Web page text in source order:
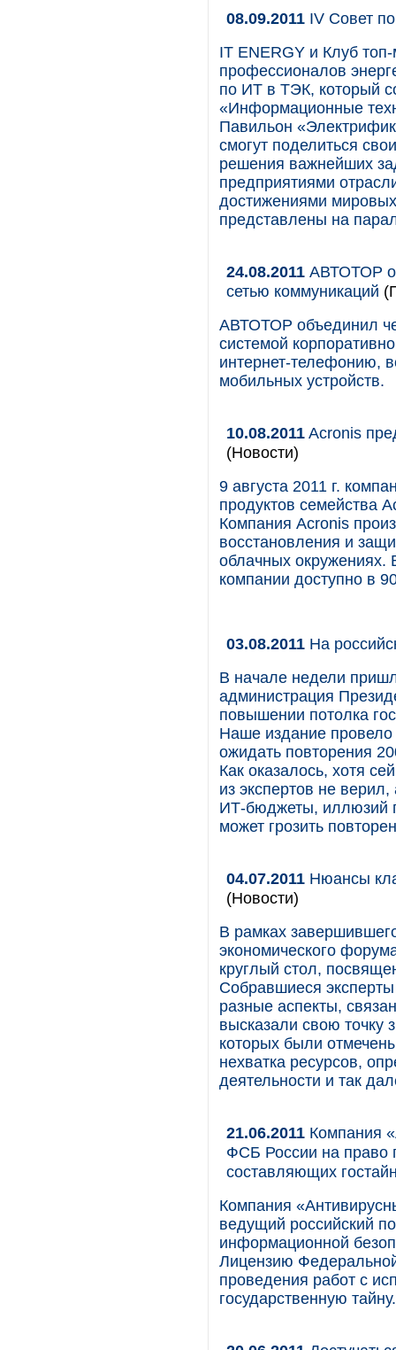
08.09.2011 IV Совет
IT ENERGY и Клуб
профессионалов
по ИТ в ТЭК, который
«Информационные
Павильон
смогут поделиться
решения важнейших
предприятиями
достижениями
представлены на
24.08.2011 АВТОТОР
сетью коммуникаций
АВТОТОР объединил
системой
интернет-телефонию,
мобильных устройств.
10.08.2011Acronis
(Новости)
9 августа 2011 г.
продуктов семейства
Компания Acronis
восстановления и
облачных окружениях.
компании доступно в
03.08.2011 На
В начале недели
администрация
повышении потолка
Наше издание провело
ожидать повторения
Как оказалось, хотя
из экспертов не верил,
ИТ-бюджеты, иллюзий
может грозить
04.07.2011 Нюансы
(Новости)
В рамках
экономического
круглый стол,
Собравшиеся
разные аспекты,
высказали свою точку
которых были
нехватка ресурсов,
деятельности и так
21.06.2011 Компания
ФСБ России на право
составляющих
Компания
ведущий российский
информационной
Лицензию
проведения работ с
государственную тайну.